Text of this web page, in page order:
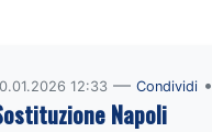
12:33— Condividi•
Napoli